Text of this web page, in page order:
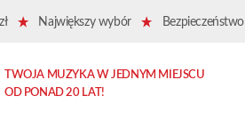
Największy wybór
TWOJA MUZYKA W JEDNYM MIEJSCU
OD PONAD 20 LAT!